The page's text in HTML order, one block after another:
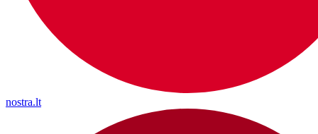
nostra.lt